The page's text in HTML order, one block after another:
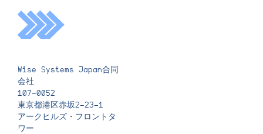
電話番号*
Wise Systems Japan合同
会社
107-0052
東京都港区赤坂2-23-1
アークヒルズ・フロントタ
ワー